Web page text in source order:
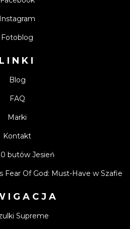
Instagram
Fotoblog
LINKI
Blog
FAQ
Marki
Kontakt
butów Jesień
Fear Of God: Must-Have w Szafie
Supreme